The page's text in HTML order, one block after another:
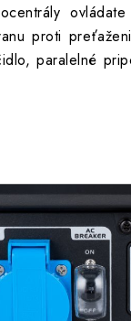
proti
paralelné